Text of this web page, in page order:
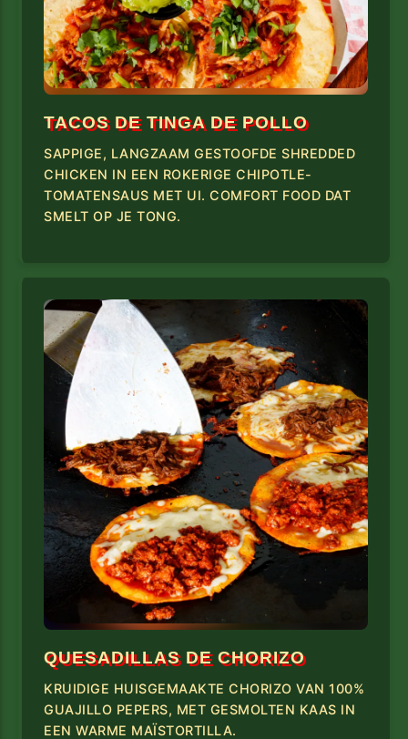
TACOS DE TINGA DE POLLO
SAPPIGE, LANGZAAM GESTOOFDE SHREDDED
CHICKEN IN EEN ROKERIGE CHIPOTLE-
TOMATENSAUS MET UI. COMFORT FOOD DAT
SMELT OP JE TONG.
QUESADILLAS DE CHORIZO
KRUIDIGE HUISGEMAAKTE CHORIZO VAN 100%
GUAJILLO PEPERS, MET GESMOLTEN KAAS IN
EEN WARME MAÏSTORTILLA.